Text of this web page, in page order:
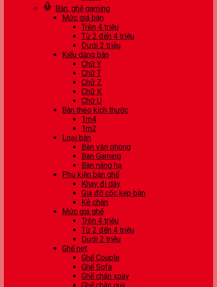
Bàn, ghế gaming
Mức giá bàn
Trên 4 triệu
Từ 2 đến 4 triệu
Dưới 2 triệu
Kiểu dáng bàn
Chữ Y
Chữ T
Chữ Z
Chữ K
Chữ U
Bàn theo kích thước
1m4
1m2
Loại bàn
Bàn văn phòng
Bàn Gaming
Bàn nâng hạ
Phụ kiện bàn ghế
Khay đi dây
Giá đỡ cốc kẹp bàn
Kê chân
Mức giá ghế
Trên 4 triệu
Từ 2 đến 4 triệu
Dưới 2 triệu
Ghế net
Ghế Couple
Ghế Sofa
Ghế chân xoay